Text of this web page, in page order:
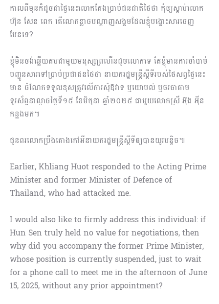
កាលពីមុនក៏ដូចជាថ្ងៃនេះលោកតែងប្រាប់ជនជាតិថៃថា កុំឲ្យស្តាប់លោក
ហ៊ុន សែន ពេក តើលោកខ្លាចបណ្តាញសង្គមដែលខ្ញុំបង្ហោះសារចេញ
មែនទេ?
ខ្ញុំមិនចង់ឆ្លើយតបជាមួយមនុស្សព្រហើនដូចលោកទេ តែខ្ញុំមានការចាំបាច់
បញ្ជូនសារទៅប្រាប់ប្រជាជនថៃថា នាយករដ្ឋមន្ត្រីស្តីទីរបស់ថៃសព្វថ្ងៃនេះ
មាន ចំណែកទទួលខុសត្រូវលើការសុំឱវាទ ឬយោបល់ ឬចរចាតាម
ទូរស័ព្ទនាល្ងាចថ្ងៃទី១៥ ខែមិថុនា ឆ្នាំ២០២៥ ជាមួយលោកស្រី អ៊ុង អុីន
កន្លងមក។
ជូនពរលោកប្រឹងតោងកៅអីនាយករដ្ឋមន្ត្រីស្តីទីឲ្យបានយូរបន្តិច៕
Earlier, Khliang Huot responded to the Acting Prime
Minister and former Minister of Defence of
Thailand, who had attacked me.
I would also like to firmly address this individual: if
Hun Sen truly held no value for negotiations, then
why did you accompany the former Prime Minister,
whose position is currently suspended, just to wait
for a phone call to meet me in the afternoon of June
15, 2025, without any prior appointment?